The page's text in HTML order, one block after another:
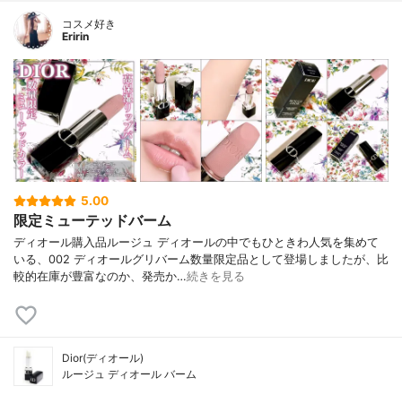
コスメ好き
Eririn
5.00
限定ミューテッドバーム
ディオール購入品ルージュ ディオールの中でもひときわ人気を集めて
いる、002 ディオールグリバーム数量限定品として登場しましたが、比
較的在庫が豊富なのか、発売か…続きを見る
Dior(ディオール)
ルージュ ディオール バーム